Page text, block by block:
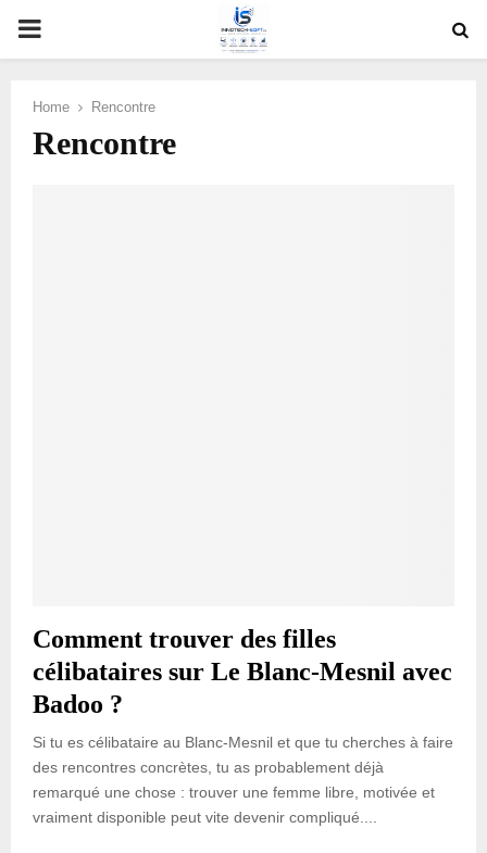
PRIMARY
Home Rencontre
Rencontre
Comment trouver des filles
célibataires sur Le Blanc-Mesnil avec
Badoo ?
Si tu es célibataire au Blanc-Mesnil et que tu cherches à faire
des rencontres concrètes, tu as probablement déjà
remarqué une chose : trouver une femme libre, motivée et
vraiment disponible peut vite devenir compliqué....